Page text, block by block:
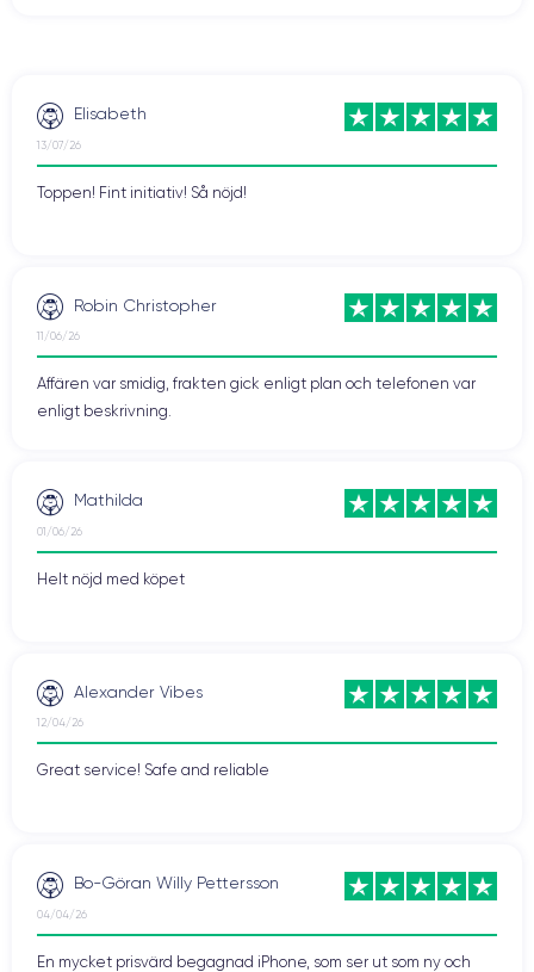
Elisabeth
13/07/26
Toppen! Fint initiativ! Så nöjd!
Robin Christopher
11/06/26
Affären var smidig, frakten gick enligt plan och telefonen var
enligt beskrivning.
Mathilda
01/06/26
Helt nöjd med köpet
Alexander Vibes
12/04/26
Great service! Safe and reliable
Bo-Göran Willy Pettersson
04/04/26
En mycket prisvärd begagnad iPhone, som ser ut som ny och